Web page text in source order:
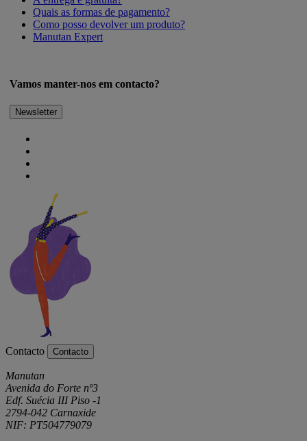
Quais as formas de pagamento?
Como posso devolver um produto?
Manutan Expert
Vamos manter-nos em contacto?
Newsletter
Contacto Contacto
Manutan
Avenida do Forte nº3
Edf. Suécia III Piso -1
2794-042 Carnaxide
NIF: PT504779079